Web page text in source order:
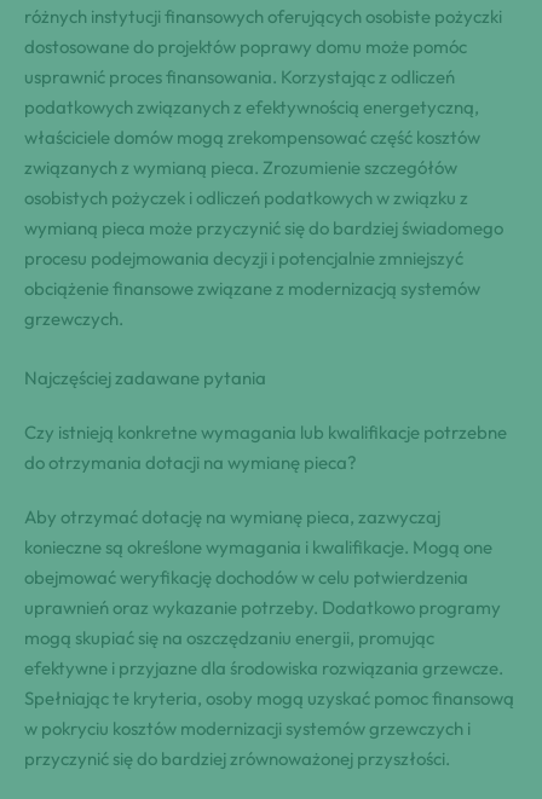
różnych instytucji finansowych oferujących osobiste pożyczki
dostosowane do projektów poprawy domu może pomóc
usprawnić proces finansowania. Korzystając z odliczeń
podatkowych związanych z efektywnością energetyczną,
właściciele domów mogą zrekompensować część kosztów
związanych z wymianą pieca. Zrozumienie szczegółów
osobistych pożyczek i odliczeń podatkowych w związku z
wymianą pieca może przyczynić się do bardziej świadomego
procesu podejmowania decyzji i potencjalnie zmniejszyć
obciążenie finansowe związane z modernizacją systemów
grzewczych.
Najczęściej zadawane pytania
Czy istnieją konkretne wymagania lub kwalifikacje potrzebne
do otrzymania dotacji na wymianę pieca?
Aby otrzymać dotację na wymianę pieca, zazwyczaj
konieczne są określone wymagania i kwalifikacje. Mogą one
obejmować weryfikację dochodów w celu potwierdzenia
uprawnień oraz wykazanie potrzeby. Dodatkowo programy
mogą skupiać się na oszczędzaniu energii, promując
efektywne i przyjazne dla środowiska rozwiązania grzewcze.
Spełniając te kryteria, osoby mogą uzyskać pomoc finansową
w pokryciu kosztów modernizacji systemów grzewczych i
przyczynić się do bardziej zrównoważonej przyszłości.